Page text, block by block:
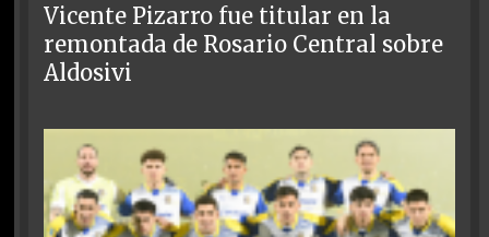
Vicente Pizarro fue titular en la
remontada de Rosario Central sobre
Aldosivi